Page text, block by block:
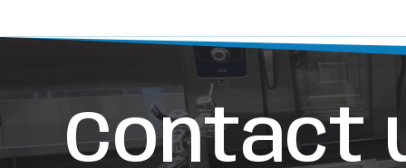
Contact